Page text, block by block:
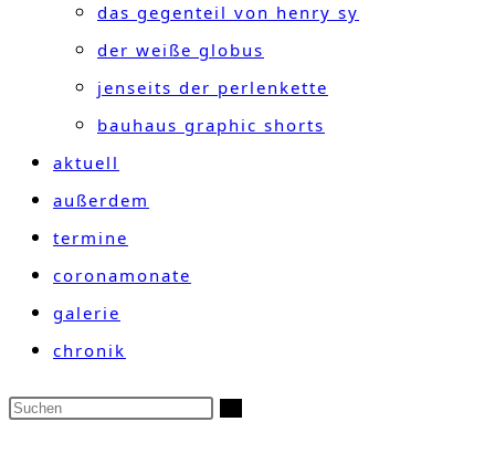
das gegenteil von henry sy
der weiße globus
jenseits der perlenkette
bauhaus graphic shorts
aktuell
außerdem
termine
coronamonate
galerie
chronik